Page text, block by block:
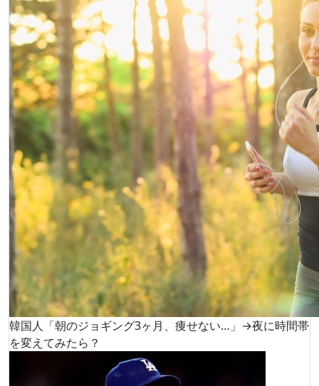
韓国人「朝のジョギング3ヶ月、痩せない…」→夜に時間帯
を変えてみたら？